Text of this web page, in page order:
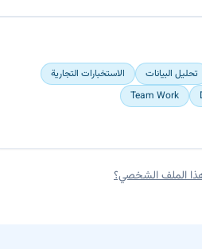
Creating and optimizing
Developing visualizations and
تحليل البيانات
الاستخبارات التجارية
Team Work
هذا الملف الشخصي؟